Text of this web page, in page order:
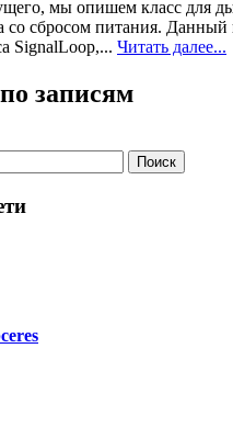
мы опишем класс для
сбросом питания. Данный
SignalLoop,... Читать далее...
записям
Поиск